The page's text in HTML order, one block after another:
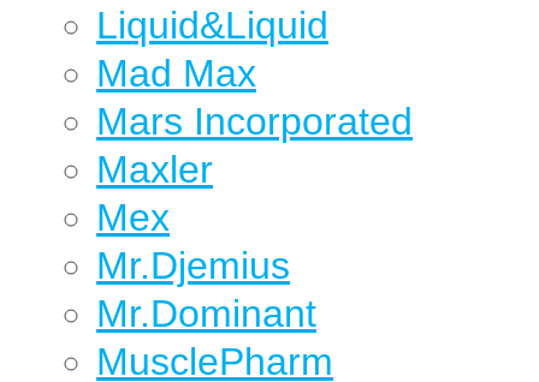
Liquid&Liquid
Mad Max
Mars Incorporated
Maxler
Mex
Mr.Djemius
Mr.Dominant
MusclePharm